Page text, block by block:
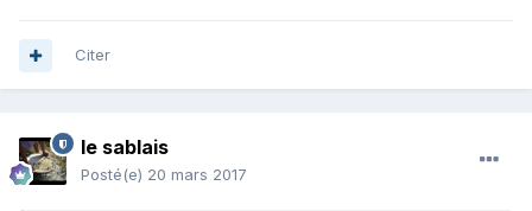
Citer
le sablais
Posté(e) 20 mars 2017